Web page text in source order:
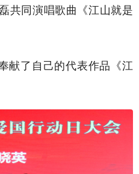
共同演唱歌曲《江山就是
献了自己的代表作品《江